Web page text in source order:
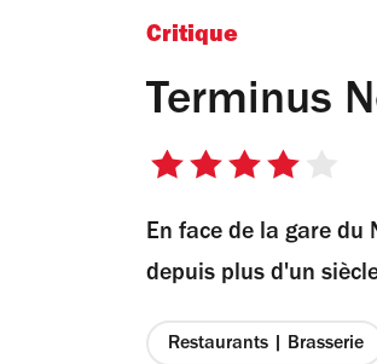
Critique
Terminus
4
5
étoiles
En face de la gare du
depuis plus d'un
Restaurants | Brasserie